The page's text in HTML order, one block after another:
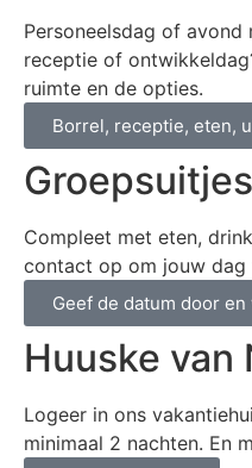
Personeelsdag of avond
receptie of
ruimte en de opties.
Borrel, receptie, eten,
Groepsuitjes
Compleet met eten,
contact op om jouw dag
Geef de datum door
Huuske van
Logeer in ons
minimaal 2 nachten. En